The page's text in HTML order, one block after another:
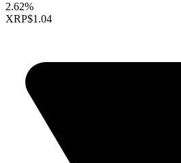
2.62%
XRP$1.04